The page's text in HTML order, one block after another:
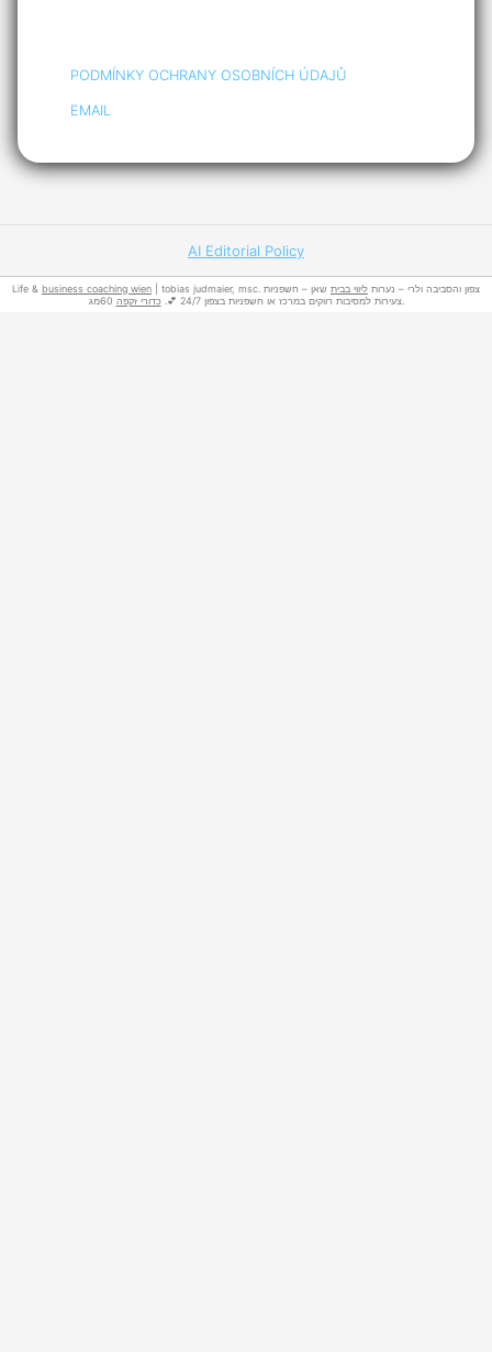
PODMÍNKY OCHRANY OSOBNÍCH ÚDAJŮ
EMAIL
AI Editorial Policy
Life & business coaching wien | tobias judmaier, msc. צפון והסביבה ולרי – נערות ליווי בבית שאן – חשפניות
צעירות למסיבות רווקים במרכז או חשפניות בצפון 24/7 💕.
כדורי זקפה 60מג.